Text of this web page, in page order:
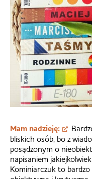
Mam nadzieję:
bliskich osób, bo z
posądzonym o
napisaniem
Kominiarczuk to